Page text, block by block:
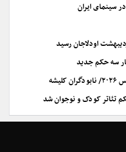
سینمای ایران
اودلاجان رسید
سه حکم جدید
تئاتر کودک و نوجوان شد